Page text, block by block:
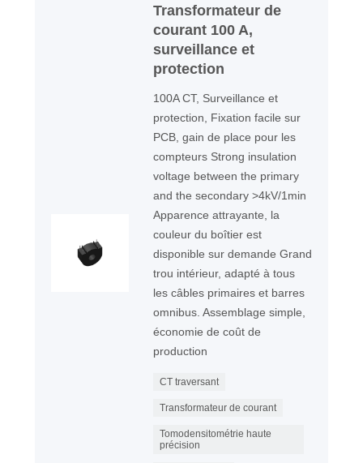
Transformateur de
courant 100 A,
surveillance et
protection
100A CT, Surveillance et
protection, Fixation facile sur
PCB, gain de place pour les
compteurs Strong insulation
voltage between the primary
and the secondary >4kV/1min
Apparence attrayante, la
couleur du boîtier est
disponible sur demande Grand
trou intérieur, adapté à tous
les câbles primaires et barres
omnibus. Assemblage simple,
économie de coût de
production
CT traversant
Transformateur de courant
Tomodensitométrie haute
précision